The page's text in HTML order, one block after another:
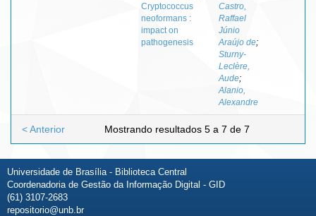
Cryptococcus
neoformans :
impact on
pathogenesis
Castro,
Raffael
Júnio
Araújo de;
Sturny-
Leclère,
Aude;
Alanio,
Alexandre
Mostrando resultados 5 a 7 de 7
< Anterior
Universidade de Brasília - Biblioteca Central
Coordenadoria de Gestão da Informação Digital - GID
(61) 3107-2683
repositorio@unb.br